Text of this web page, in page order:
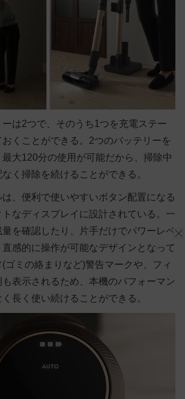
は2つで、そのうち1つを充電ステー
くことができる。2つのバッテリーを
大120分の使用が可能だから、掃除中
く掃除を続けることができる。
、便利で使いやすいボタン配置になる
トなディスプレイに設計されている。一
を確認したり、片手だけでパワーレベ
感的に操作が可能なデザインとなって
ゴミの絡まりなど)警告マークや、フィ
表示されるため、本機のパフォーマン
長く使い続けることができる。